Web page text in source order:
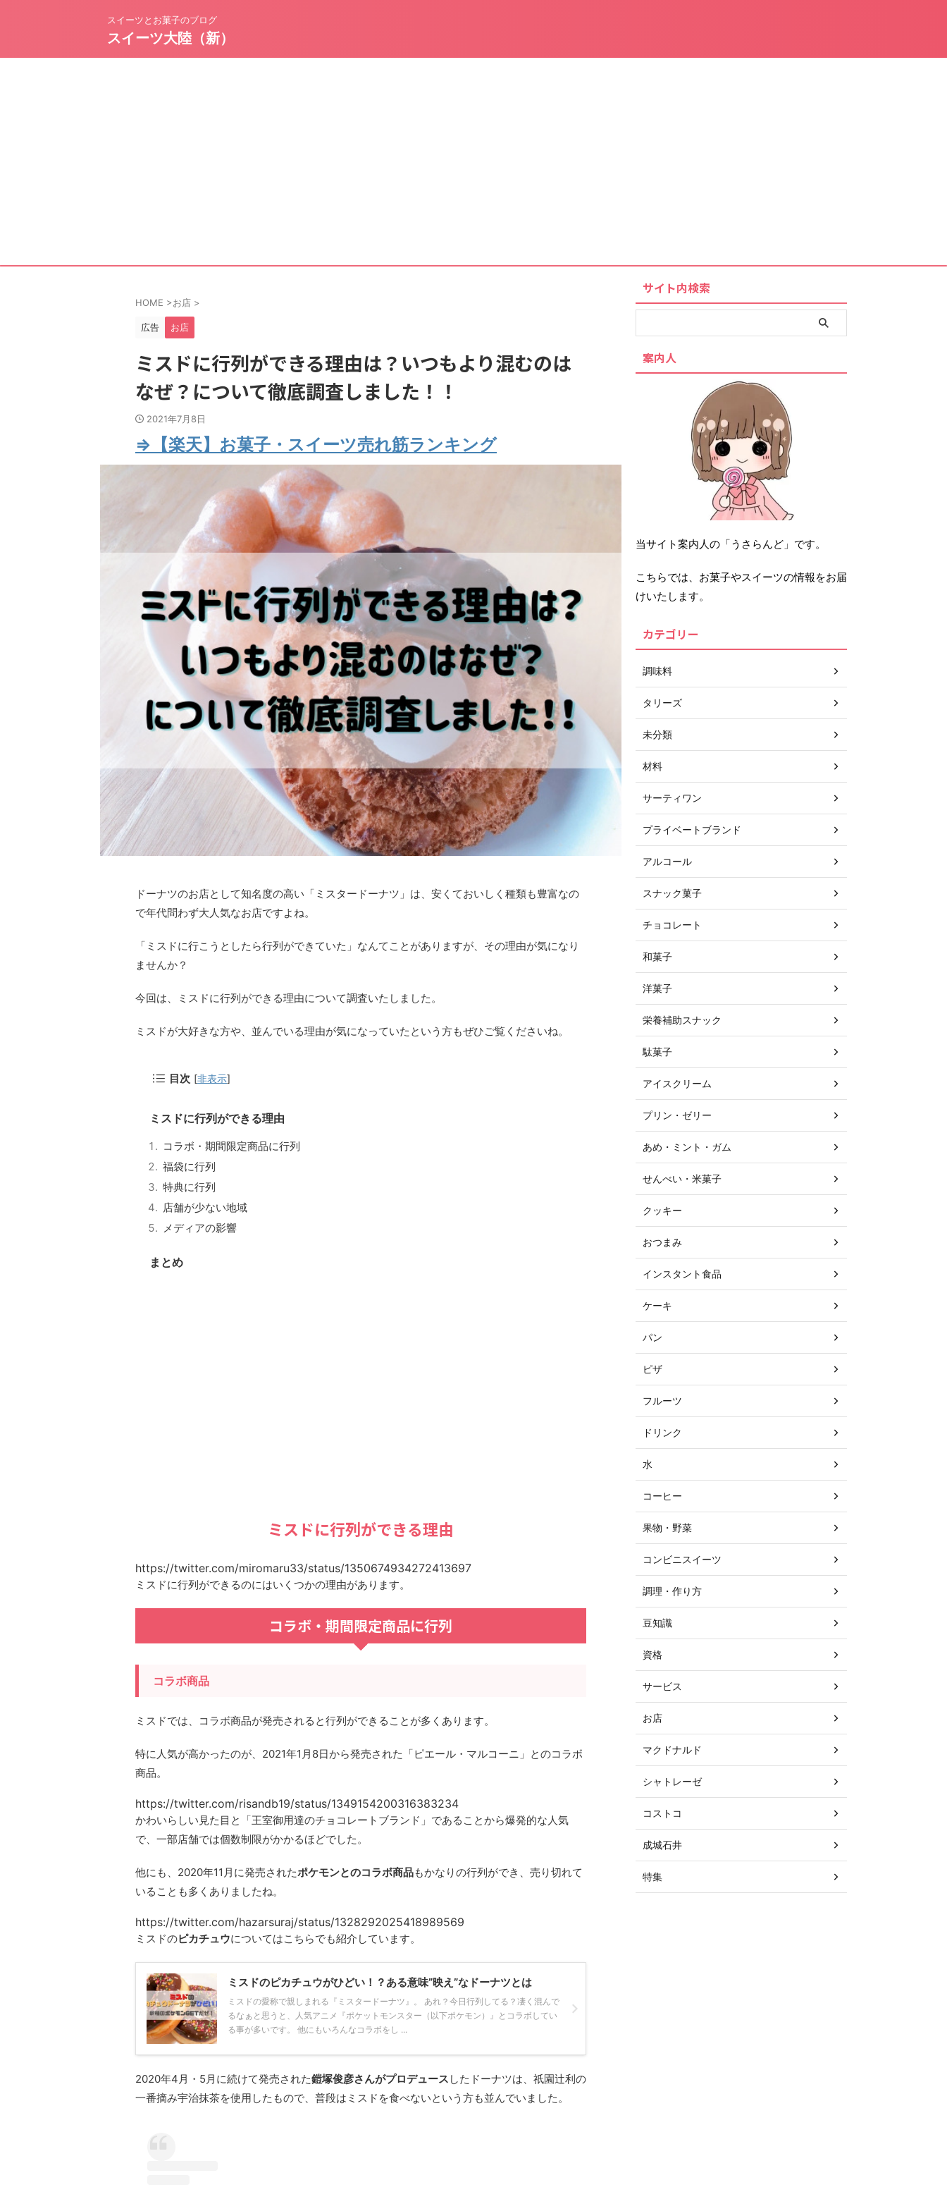
スイーツとお菓子のブログ
スイーツ大陸（新）
HOME >お店 >
広告 お店
ミスドに行列ができる理由は？いつもより混むのは
なぜ？について徹底調査しました！！
2021年7月8日
⇒【楽天】お菓子・スイーツ売れ筋ランキング
ドーナツのお店として知名度の高い「ミスタードーナツ」は、安くておいしく種類も豊富なの
で年代問わず大人気なお店ですよね。
「ミスドに行こうとしたら行列ができていた」なんてことがありますが、その理由が気になり
ませんか？
今回は、ミスドに行列ができる理由について調査いたしました。
ミスドが大好きな方や、並んでいる理由が気になっていたという方もぜひご覧くださいね。
目次 [非表示]
ミスドに行列ができる理由
コラボ・期間限定商品に行列
福袋に行列
特典に行列
店舗が少ない地域
メディアの影響
まとめ
ミスドに行列ができる理由
https://twitter.com/miromaru33/status/1350674934272413697
ミスドに行列ができるのにはいくつかの理由があります。
コラボ・期間限定商品に行列
コラボ商品
ミスドでは、コラボ商品が発売されると行列ができることが多くあります。
特に人気が高かったのが、2021年1月8日から発売された 「ピエール・マルコーニ」 とのコラボ
商品。
https://twitter.com/risandb19/status/1349154200316383234
かわいらしい見た目と「王室御用達のチョコレートブランド」であることから爆発的な人気
で、一部店舗では個数制限がかかるほどでした。
他にも、2020年11月に発売されたポケモンとのコラボ商品もかなりの行列ができ、売り切れて
いることも多くありましたね。
https://twitter.com/hazarsuraj/status/1328292025418989569
ミスドのピカチュウについてはこちらでも紹介しています。
ミスドのピカチュウがひどい！？ある意味”映え”なドーナツとは
ミスドの愛称で親しまれる『ミスタードーナツ』。 あれ？今日行列してる？凄く混んで
るなぁと思うと、人気アニメ『ポケットモンスター（以下ポケモン）』とコラボしてい
る事が多いです。 他にもいろんなコラボをし ...
2020年4月・5月に続けて発売された鎧塚俊彦さんがプロデュース したドーナツは、祇園辻利の
一番摘み宇治抹茶を使用したもので、普段はミスドを食べないという方も並んでいました。
サイト内検索
案内人
当サイト案内人の「うさらんど」です。
こちらでは、お菓子やスイーツの情報をお届
けいたします。
カテゴリー
調味料
タリーズ
未分類
材料
サーティワン
プライベートブランド
アルコール
スナック菓子
チョコレート
和菓子
洋菓子
栄養補助スナック
駄菓子
アイスクリーム
プリン・ゼリー
あめ・ミント・ガム
せんべい・米菓子
クッキー
おつまみ
インスタント食品
ケーキ
パン
ピザ
フルーツ
ドリンク
水
コーヒー
果物・野菜
コンビニスイーツ
調理・作り方
豆知識
資格
サービス
お店
マクドナルド
シャトレーゼ
コストコ
成城石井
特集